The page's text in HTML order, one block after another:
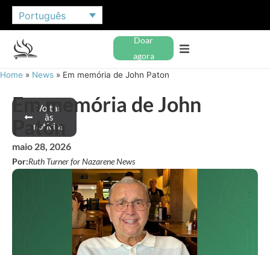
Português
Doar
agora
Home » News » Em memória de John Paton
Voltar
às
notícias
Em memória de John
Paton
maio 28, 2026
Por:Ruth Turner for Nazarene News